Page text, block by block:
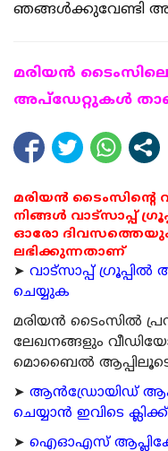
ഞങ്ങള്‍ക്കുവേണ്ടി
മരിയന്‍ ടൈംസിലെ
അപ്ഡേറ്റുകള്‍
മരിയൻ ടൈംസിന്റെ
നിങ്ങൾ വാട്സാപ്പ്
ഓരോ
ലഭിക്കുന്നതാണ്
➤ വാട്സാപ്പ്
ചെയ്യുക
മരിയന്‍ ടൈംസില്‍
ലേഖനങ്ങളും
മൊബൈല്‍ ആപ്പിലൂടെ
➤ ആന്‍ഡ്രോയിഡ്
ചെയ്യാന്‍ ഇവിടെ
➤ ഐഓഎസ്